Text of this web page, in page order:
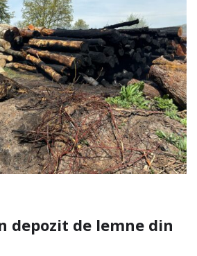
depozit de lemne din